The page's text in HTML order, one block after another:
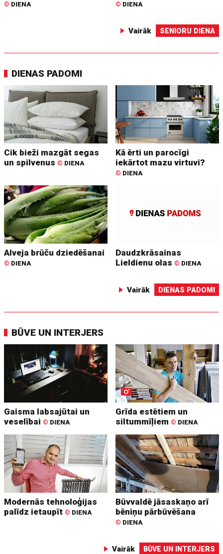
© DIENA © DIENA
Vairāk SENIORU DIENA
DIENAS PADOMI
Cik bieži mazgāt segas
un spilvenus © DIENA
Kā ērti un parocīgi
iekārtot mazu virtuvi?
© DIENA
Alveja brūču dziedēšanai
© DIENA
Daudzkrāsainas
Lieldienu olas © DIENA
Vairāk DIENAS PADOMI
BŪVE UN INTERJERS
Gaisma labsajūtai un
veselībai © DIENA
Grīda estētiem un
siltummīļiem © DIENA
Modernās tehnoloģijas
palīdz ietaupīt © DIENA
Būvvaldē jāsaskaņo arī
bēniņu pārbūvēšana
© DIENA
Vairāk BŪVE UN INTERJERS